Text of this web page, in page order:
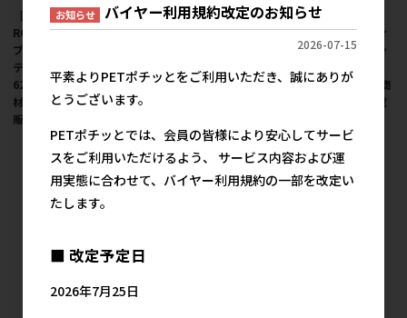
［アライブ］
ROUDYBUSH ラウディ
ブッシュ デイリーメン
テナンス ミディアム
624g ＜ペット専門店商
材＞ ●通販サイト掲載
販売不可
［アライブ］
ROUDYBUSH ラウディ
1.25kg ＜ペット専門店
［アライブ］
ROUDYBUSH ラウディ
ブッシュ デイリーメン
624g ＜ペット専門店商
材＞ ●通販サイト掲載
お知らせ バイヤー利用規約改定のお知らせ
2026-07-15
平素よりPETポチッとをご利用いただき、誠にありが
とうございます。
PETポチッとでは、会員の皆様により安心してサービ
スをご利用いただけるよう、 サービス内容および運
用実態に合わせて、バイヤー利用規約の一部を改定い
たします。
■ 改定予定日
2026年7月25日